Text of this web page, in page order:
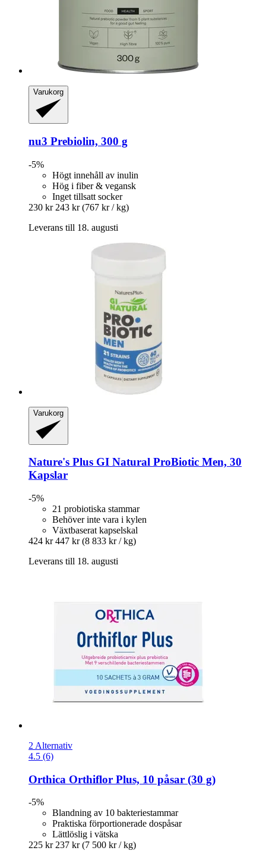
Varukorg
nu3 Prebiolin, 300 g
-5%
Högt innehåll av inulin
Hög i fiber & vegansk
Inget tillsatt socker
230 kr 243 kr (767 kr / kg)
Leverans till 18. augusti
Varukorg
Nature's Plus GI Natural ProBiotic Men, 30
Kapslar
-5%
21 probiotiska stammar
Behöver inte vara i kylen
Växtbaserat kapselskal
424 kr 447 kr (8 833 kr / kg)
Leverans till 18. augusti
2 Alternativ
4.5 (6)
Orthica Orthiflor Plus, 10 påsar (30 g)
-5%
Blandning av 10 bakteriestammar
Praktiska förportionerade dospåsar
Lättlöslig i vätska
225 kr 237 kr (7 500 kr / kg)